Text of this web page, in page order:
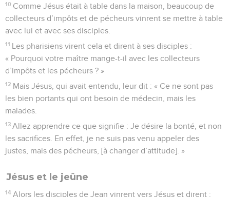
10 Comme Jésus était à table dans la maison, beaucoup de
collecteurs d’impôts et de pécheurs vinrent se mettre à table
avec lui et avec ses disciples.
11 Les pharisiens virent cela et dirent à ses disciples :
« Pourquoi votre maître mange-t-il avec les collecteurs
d’impôts et les pécheurs ? »
12 Mais Jésus, qui avait entendu, leur dit : « Ce ne sont pas
les bien portants qui ont besoin de médecin, mais les
malades.
13 Allez apprendre ce que signifie : Je désire la bonté, et non
les sacrifices. En effet, je ne suis pas venu appeler des
justes, mais des pécheurs, [à changer d’attitude]. »
Jésus et le jeûne
14 Alors les disciples de Jean vinrent vers Jésus et dirent :